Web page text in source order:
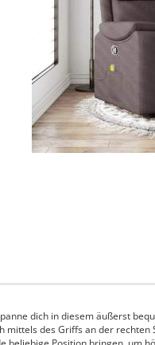
dich in diesem äußerst
mittels des Griffs an der